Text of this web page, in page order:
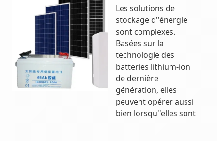
Les solutions de
stockage d''énergie
sont complexes.
Basées sur la
technologie des
batteries lithium-ion
de dernière
génération, elles
peuvent opérer aussi
bien lorsqu''elles sont